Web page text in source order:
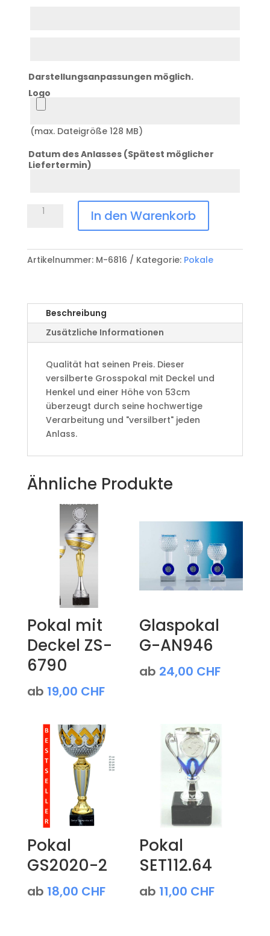
Darstellungsanpassungen möglich.
Logo
Logo
(max. Dateigröße 128 MB)
Datum des Anlasses (Spätest möglicher
Liefertermin)
Pokal
In den Warenkorb
Artikelnummer: M-6816 Kategorie: Pokale
Beschreibung
Zusätzliche Informationen
Qualität hat seinen Preis. Dieser
versilberte Grosspokal mit Deckel und
Henkel und einer Höhe von 53cm
überzeugt durch seine hochwertige
Verarbeitung und "versilbert" jeden
Anlass.
Ähnliche Produkte
Pokal mit
Deckel ZS-
6790
ab 19,00 CHF
Glaspokal
G-AN946
ab 24,00 CHF
Pokal
GS2020-2
ab 18,00 CHF
Pokal
SET112.64
ab 11,00 CHF